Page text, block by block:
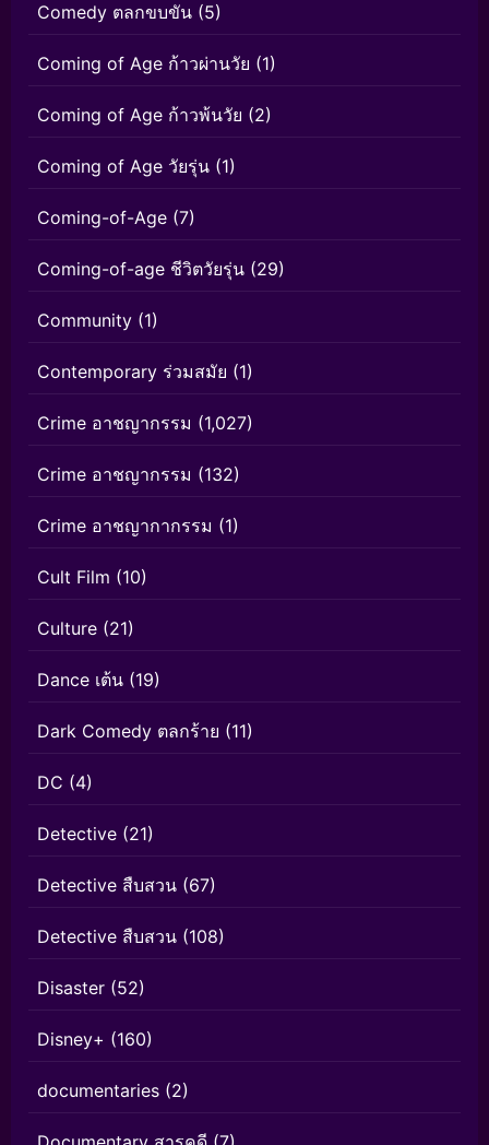
Comedy ตลกขบขัน (5)
Coming of Age ก้าวผ่านวัย (1)
Coming of Age ก้าวพ้นวัย (2)
Coming of Age วัยรุ่น (1)
Coming-of-Age (7)
Coming-of-age ชีวิตวัยรุ่น (29)
Community (1)
Contemporary ร่วมสมัย (1)
Crime อาชญากรรม (1,027)
Crime อาชญากรรม (132)
Crime อาชญากากรรม (1)
Cult Film (10)
Culture (21)
Dance เต้น (19)
Dark Comedy ตลกร้าย (11)
DC (4)
Detective (21)
Detective สืบสวน (67)
Detective สืบสวน (108)
Disaster (52)
Disney+ (160)
documentaries (2)